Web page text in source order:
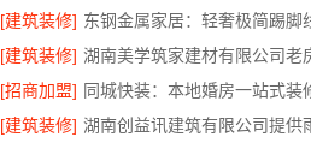
[建筑装修] 东钢金属家居：轻奢极简踢脚
[建筑装修]
[招商加盟]
[建筑装修]